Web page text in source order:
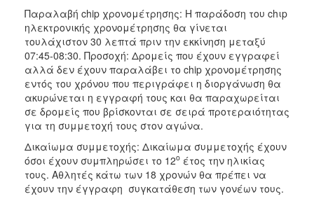
Παραλαβή chip χρονομέτρησης: Η παράδοση του chιp
ηλεκτρονικής χρονομέτρησης θα γίνεται
τουλάχιστον 30 λεπτά πριν την εκκίνηση μεταξύ
07:45-08:30. Προσοχή: Δρομείς που έχουν εγγραφεί
αλλά δεν έχουν παραλάβει το chip χρονομέτρησης
εντός του χρόνου που περιγράφει η διοργάνωση θα
ακυρώνεται η εγγραφή τους και θα παραχωρείται
σε δρομείς που βρίσκονται σε σειρά προτεραιότητας
για τη συμμετοχή τους στον αγώνα.
Δικαίωμα συμμετοχής: Δικαίωμα συμμετοχής έχουν
όσοι έχουν συμπληρώσει το 12ο έτος την ηλικίας
τους. Αθλητές κάτω των 18 χρονών θα πρέπει να
έχουν την έγγραφη συγκατάθεση των γονέων τους.